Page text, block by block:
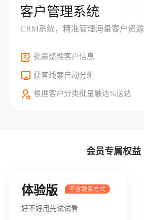
客户管理系统
CRM系统，精准管理海量客户资源
批量整理客户信息
获客线索自动分组
根据客户分类批量触达%送达
会员专属权益
体验版
好不好用先试试看